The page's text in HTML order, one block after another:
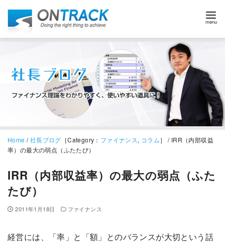
Home /社長ブログ ［Category： ファイナンス, コラム］ / IRR（内部収益
率）の最大の弱点（ふたたび）
IRR（内部収益率）の最大の弱点（ふた
たび）
2011年1月18日 ファイナンス
経営には、「率」と「額」とのバランスが大切という話